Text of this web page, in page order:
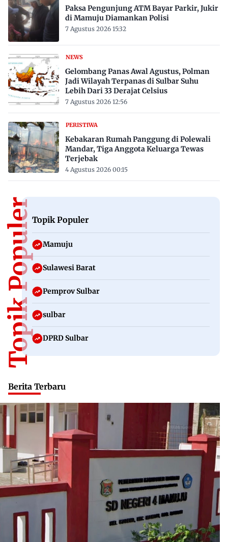
Paksa Pengunjung ATM Bayar Parkir, Jukir
di Mamuju Diamankan Polisi
7 Agustus 2026 15:32
NEWS
Gelombang Panas Awal Agustus, Polman
Jadi Wilayah Terpanas di Sulbar Suhu
Lebih Dari 33 Derajat Celsius
7 Agustus 2026 12:56
PERISTIWA
Kebakaran Rumah Panggung di Polewali
Mandar, Tiga Anggota Keluarga Tewas
Terjebak
4 Agustus 2026 00:15
Topik PopulerTopik Populer
Mamuju
Sulawesi Barat
Pemprov Sulbar
sulbar
DPRD Sulbar
Berita Terbaru